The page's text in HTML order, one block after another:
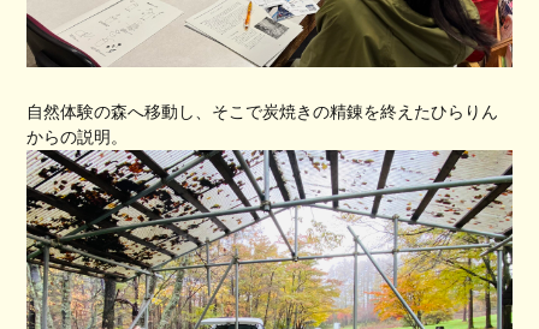
自然体験の森へ移動し、そこで炭焼きの精錬を終えたひらりん
からの説明。